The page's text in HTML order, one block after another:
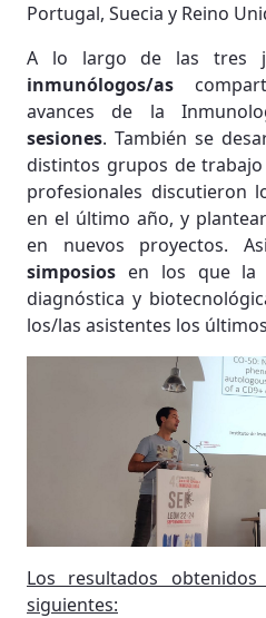
Portugal, Suecia y Reino
A lo largo de las tres
inmunólogos/as
avances de la
sesiones. También se
distintos grupos de
profesionales discutieron
en el último año, y
en nuevos proyectos.
simposios en los que la
diagnóstica y
los/las asistentes los
Los resultados
siguientes: